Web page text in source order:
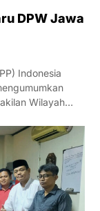
DPW Jawa
Indonesia
Wilayah…